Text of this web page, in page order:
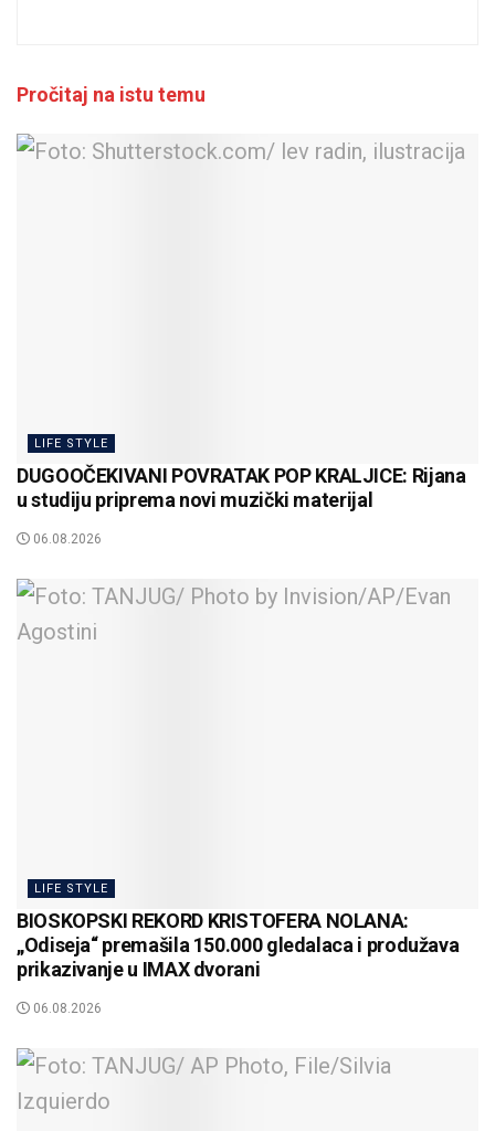
Pročitaj na istu temu
LIFE STYLE
DUGOOČEKIVANI POVRATAK POP KRALJICE: Rijana
u studiju priprema novi muzički materijal
06.08.2026
LIFE STYLE
BIOSKOPSKI REKORD KRISTOFERA NOLANA:
„Odiseja“ premašila 150.000 gledalaca i produžava
prikazivanje u IMAX dvorani
06.08.2026